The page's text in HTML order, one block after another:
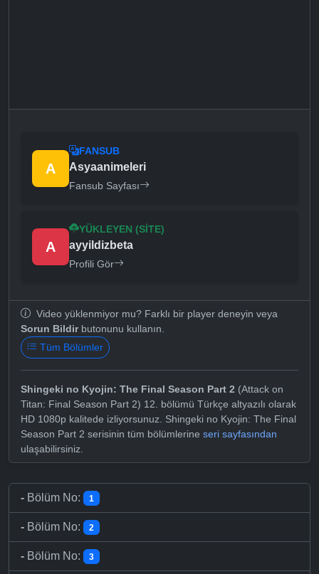
A
FANSUB
Asyaanimeleri
Fansub Sayfası
A
YÜKLEYEN (SITE)
ayyildizbeta
Profili Gör
Video yüklenmiyor mu? Farklı bir player deneyin veya
Sorun Bildirbutonunu kullanın.
Tüm Bölümler
Shingeki no Kyojin: The Final Season Part 2 (Attack on
Titan: Final Season Part 2) 12. bölümü Türkçe altyazılı olarak
HD 1080p kalitede izliyorsunuz. Shingeki no Kyojin: The Final
Season Part 2 serisinin tüm bölümlerine seri sayfasından
ulaşabilirsiniz.
- Bölüm No: 1
- Bölüm No: 2
- Bölüm No: 3